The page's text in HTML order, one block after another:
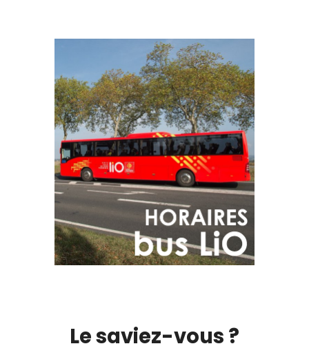
Le saviez-vous ?